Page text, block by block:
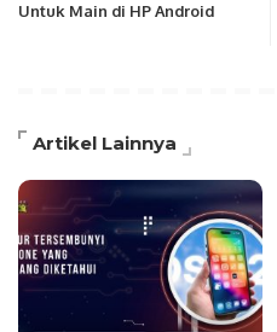
Untuk Main di HP Android
Artikel Lainnya